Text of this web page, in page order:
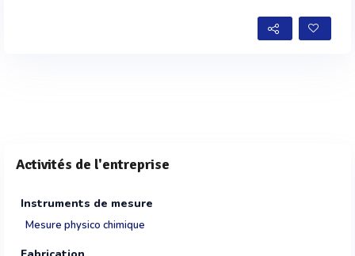
Activités de l'entreprise
Instruments de mesure
Mesure physico chimique